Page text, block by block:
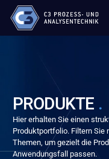
PRODUKTE .
Hier erhalten Sie einen
Produktportfolio. Filtern Sie
Themen, um gezielt die
Anwendungsfall passen.